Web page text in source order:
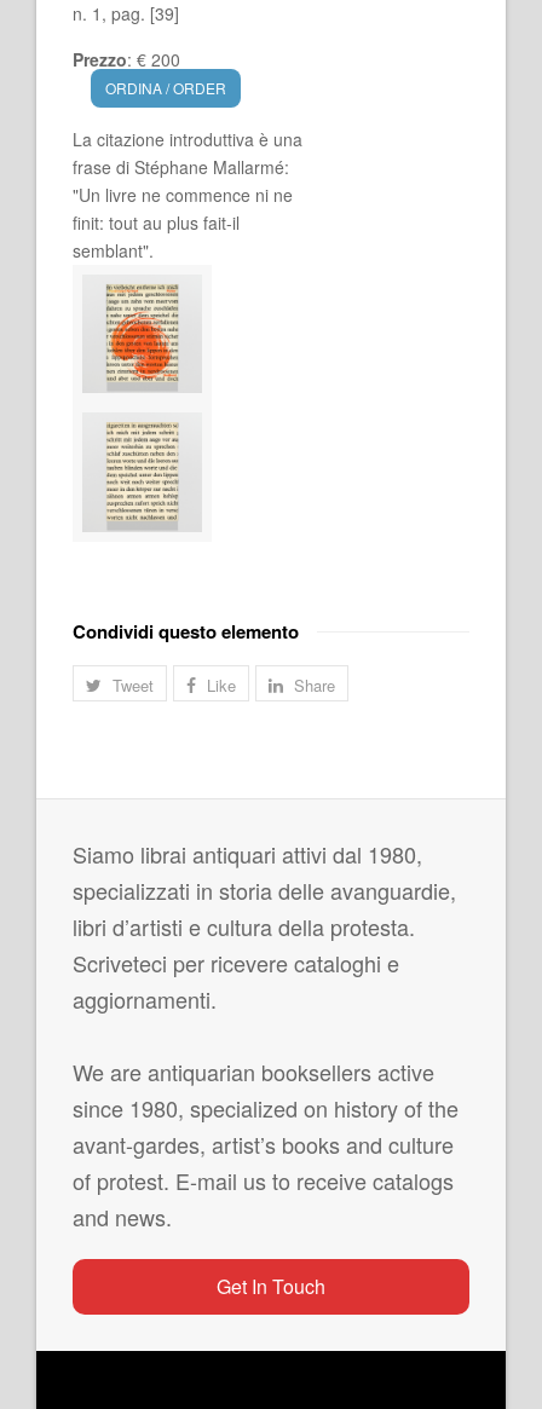
n. 1, pag. [39]
Prezzo: € 200
ORDINA / ORDER
La citazione introduttiva è una
frase di Stéphane Mallarmé:
"Un livre ne commence ni ne
finit: tout au plus fait-il
semblant".
Condividi questo elemento
Tweet Like Share
Siamo librai antiquari attivi dal 1980,
specializzati in storia delle avanguardie,
libri d’artisti e cultura della protesta.
Scriveteci per ricevere cataloghi e
aggiornamenti.
We are antiquarian booksellers active
since 1980, specialized on history of the
avant-gardes, artist’s books and culture
of protest. E-mail us to receive catalogs
and news.
Get In Touch